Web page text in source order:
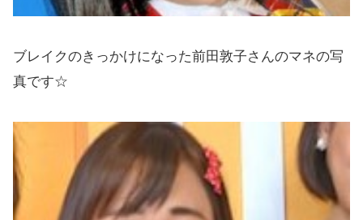
ブレイクのきっかけになった前田敦子さんのマネの写
真です☆